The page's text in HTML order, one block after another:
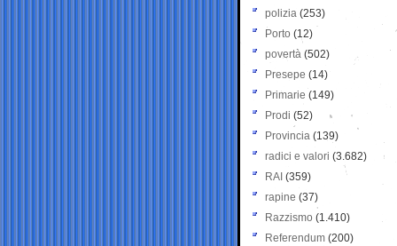
polizia (253)
Porto (12)
povertà (502)
Presepe (14)
Primarie (149)
Prodi (52)
Provincia (139)
radici e valori (3.682)
RAI (359)
rapine (37)
Razzismo (1.410)
Referendum (200)